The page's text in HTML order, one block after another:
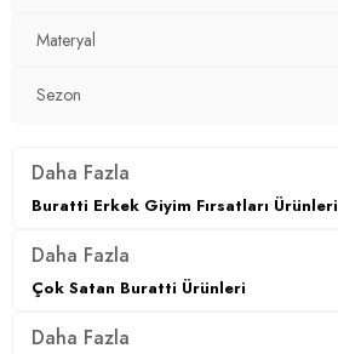
Materyal
Sezon
Daha Fazla
Buratti Erkek Giyim Fırsatları Ürünleri
Daha Fazla
Çok Satan Buratti Ürünleri
Daha Fazla